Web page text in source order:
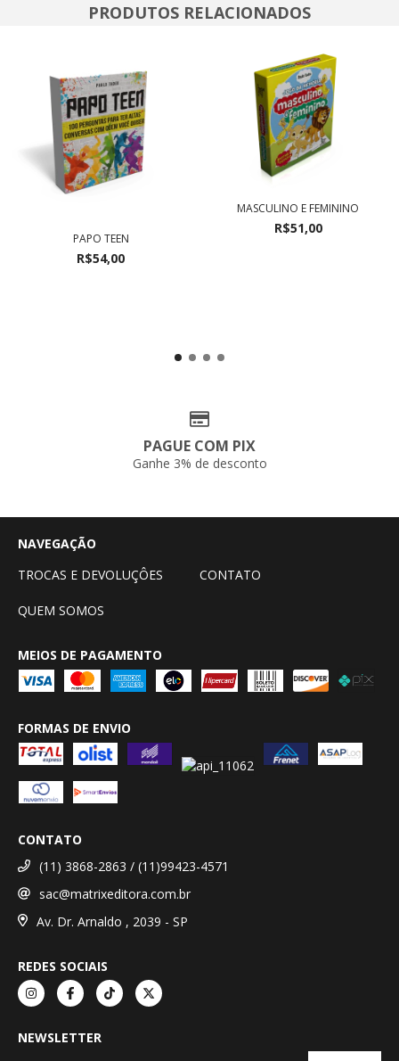
PRODUTOS RELACIONADOS
PAPO TEEN
R$54,00
MASCULINO E FEMININO
R$51,00
PAGUE COM PIX
Ganhe 3% de desconto
NAVEGAÇÃO
TROCAS E DEVOLUÇÔES
CONTATO
QUEM SOMOS
MEIOS DE PAGAMENTO
FORMAS DE ENVIO
CONTATO
(11) 3868-2863 / (11)99423-4571
sac@matrixeditora.com.br
Av. Dr. Arnaldo , 2039 - SP
REDES SOCIAIS
NEWSLETTER